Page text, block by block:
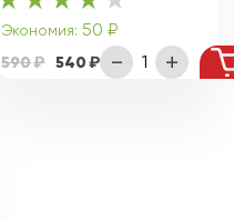
Экономия:50 ₽
590 540